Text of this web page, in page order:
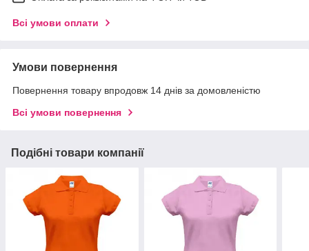
Всі умови оплати
Умови повернення
Повернення товару впродовж 14 днів за домовленістю
Всі умови повернення
Подібні товари компанії